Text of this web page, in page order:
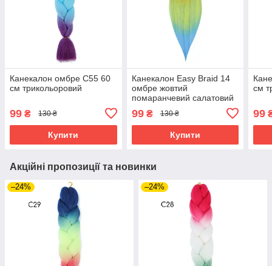
Канекалон омбре C55 60
см трикольоровий
99 ₴ 130 ₴
Купити
Канекалон Easy Braid 14
омбре жовтий
помаранчевий салатовий
99₴ 130 ₴
Купити
см
99
Акційні пропозиції та новинки
–24% –24%